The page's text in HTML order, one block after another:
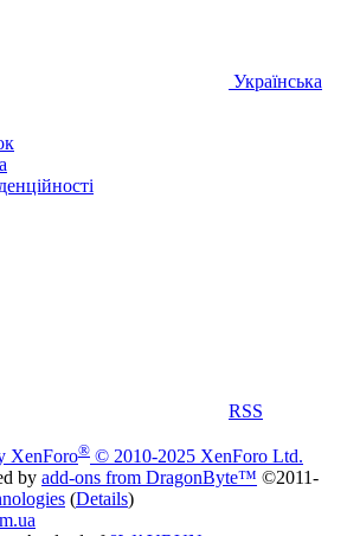
Українська
RSS
XenForo® © 2010-2025 XenForo Ltd.
by add-ons from DragonByte™ ©2011-
(Details)